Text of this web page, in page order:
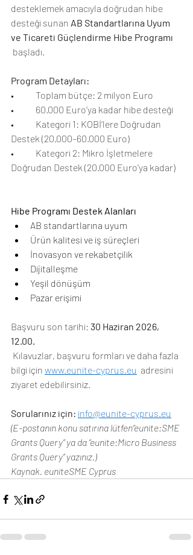
desteklemek amacıyla doğrudan hibe
desteği sunan AB Standartlarına Uyum
ve Ticareti Güçlendirme Hibe Programı
başladı.
Program Detayları:
•            Toplam bütçe: 2 milyon Euro
•            60.000 Euro’ya kadar hibe desteği
•            Kategori 1: KOBİ’lere Doğrudan
Destek (20.000–60.000 Euro)
•            Kategori 2: Mikro İşletmelere
Doğrudan Destek (20.000 Euro’ya kadar)
Hibe Programı Destek Alanları
AB standartlarına uyum
Ürün kalitesi ve iş süreçleri
İnovasyon ve rekabetçilik
Dijitalleşme
Yeşil dönüşüm
Pazar erişimi
Başvuru son tarihi: 30 Haziran 2026,
12.00.
Kılavuzlar, başvuru formları ve daha fazla
bilgi için www.eunite-cyprus.eu adresini
ziyaret edebilirsiniz.
Sorularınız için: info@eunite-cyprus.eu
(E-postanın konu satırına lütfen“eunite:SME
Grants Query” ya da “eunite:Micro Business
Grants Query” yazınız.)
Kaynak. euniteSME Cyprus